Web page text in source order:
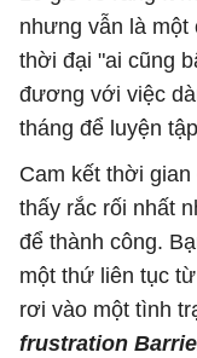
nhưng vẫn là một
thời đại "ai cũng
đương với việc
tháng để luyện
Cam kết thời
thấy rắc rối nhất
để thành công.
một thứ liên tục
rơi vào một tình
frustration